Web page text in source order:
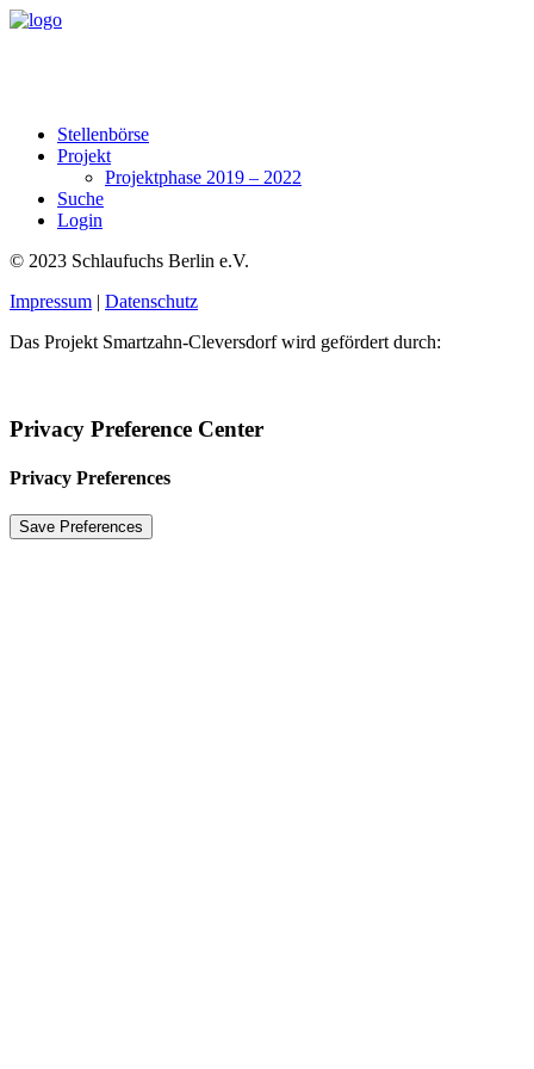
Stellenbörse
Projekt
Projektphase 2019 – 2022
Suche
Login
© 2023 Schlaufuchs Berlin e.V.
Impressum | Datenschutz
Das Projekt Smartzahn-Cleversdorf wird gefördert durch:
Privacy Preference Center
Privacy Preferences